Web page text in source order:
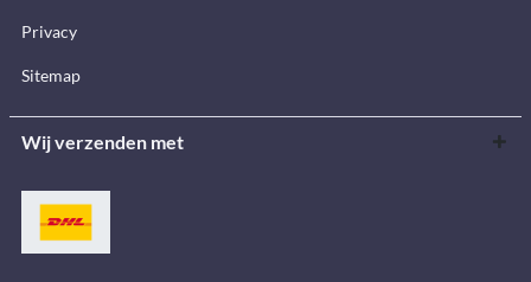
Privacy
Sitemap
Wij verzenden met